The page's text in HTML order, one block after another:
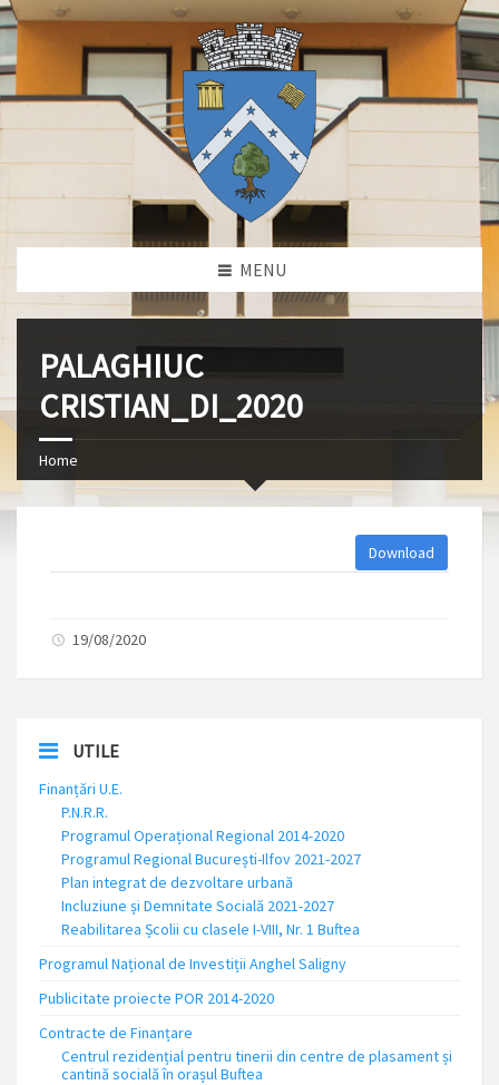
MENU
PALAGHIUC
CRISTIAN_DI_2020
Home
Download
19/08/2020
UTILE
Finanțări U.E.
P.N.R.R.
Programul Operațional Regional 2014-2020
Programul Regional București-Ilfov 2021-2027
Plan integrat de dezvoltare urbană
Incluziune și Demnitate Socială 2021-2027
Reabilitarea Școlii cu clasele I-VIII, Nr. 1 Buftea
Programul Național de Investiții Anghel Saligny
Publicitate proiecte POR 2014-2020
Contracte de Finanțare
Centrul rezidențial pentru tinerii din centre de plasament și
cantină socială în orașul Buftea